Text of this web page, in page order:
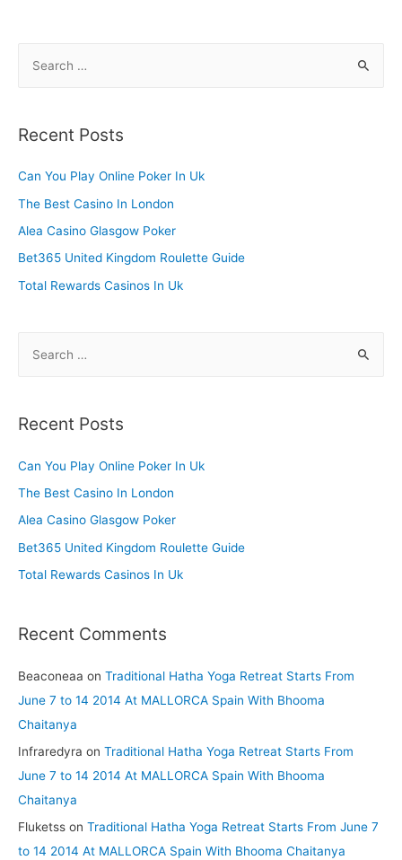
r
h
f
o
Recent Posts
Can You Play Online Poker In Uk
The Best Casino In London
Alea Casino Glasgow Poker
Bet365 United Kingdom Roulette Guide
Total Rewards Casinos In Uk
r
h
f
o
Recent Posts
Can You Play Online Poker In Uk
The Best Casino In London
Alea Casino Glasgow Poker
Bet365 United Kingdom Roulette Guide
Total Rewards Casinos In Uk
Recent Comments
Beaconeaa on Traditional Hatha Yoga Retreat Starts From
June 7 to 14 2014 At MALLORCA Spain With Bhooma
Chaitanya
Infraredyra on Traditional Hatha Yoga Retreat Starts From
June 7 to 14 2014 At MALLORCA Spain With Bhooma
Chaitanya
Fluketss on Traditional Hatha Yoga Retreat Starts From June 7
to 14 2014 At MALLORCA Spain With Bhooma Chaitanya